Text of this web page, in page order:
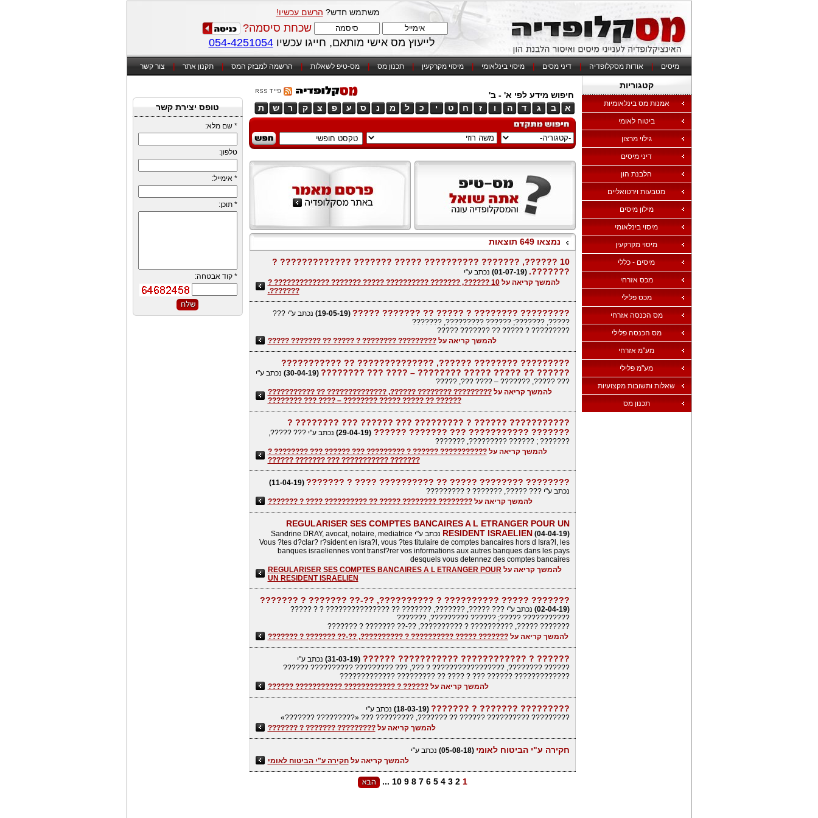
משתמש חדש? הרשם עכשיו!
שכחת סיסמה?
לייעוץ מס אישי מותאם, חייגו עכשיו054-4251054
מיסים אודות מסקלופדיה דיני מסים מיסוי בינלאומי מיסוי מקרקעין תכנון מס מס-טיפ לשאלות הרשמה למבזק המס תקנון אתר צור קשר
קטגוריות
אמנות מס בינלאומיות
ביטוח לאומי
גילוי מרצון
דיני מיסים
הלבנת הון
מטבעות וירטואליים
מילון מיסים
מיסוי בינלאומי
מיסוי מקרקעין
מיסים - כללי
מכס אזרחי
מכס פלילי
מס הכנסה אזרחי
מס הכנסה פלילי
מע''מ אזרחי
מע''מ פלילי
שאלות ותשובות מקצועיות
תכנון מס
טופס יצירת קשר
* שם מלא:
טלפון:
* אימייל:
* תוכן:
* קוד אבטחה:
חיפוש מידע לפי א' - ב'
א
ב ג ד ה ו ז ח ט י כ ל מ נ ס ע פ צ ק ר ש ת
נמצאו 649 תוצאות
10 ??????, ??????? ?????????? ????? ??????? ????????????? ?
???????.
(01-07-19)
נכתב ע"י
להמשך קריאה על
10 ??????, ??????? ?????????? ????? ??????? ????????????? ?
???????.
????????? ???????? ? ????? ?? ??????? ?????
(19-05-19)
נכתב ע"י ???
?????, ???????; ?????? ?????????, ???????
????????? ? ????? ?? ??????? ?????
להמשך קריאה על????????? ???????? ? ????? ?? ??????? ?????
????????? ???????? ??????, ?????????????? ?? ???????????
?????? ?? ????? ????? ???????? – ???? ??? ????????
(30-04-19)
נכתב ע"י
??? ?????, ??????? – ???? ???, ?????
להמשך קריאה על????????? ???????? ??????, ?????????????? ?? ???????????
?????? ?? ????? ????? ???????? – ???? ??? ????????
??????????? ?????? ? ????????? ??? ?????? ??? ???????? ?
??????? ??????????? ??? ??????? ??????
(29-04-19)
נכתב ע"י ??? ?????,
??????? ; ?????? ?????????, ???????
להמשך קריאה על??????????? ?????? ? ????????? ??? ?????? ??? ???????? ?
??????? ??????????? ??? ??????? ??????
???????? ???????? ????? ?? ?????????? ???? ? ???????
(11-04-19)
נכתב ע"י ??? ?????, ??????? ? ?????????
להמשך קריאה על???????? ???????? ????? ?? ?????????? ???? ? ???????
REGULARISER SES COMPTES BANCAIRES A L ETRANGER POUR UN
RESIDENT ISRAELIEN (04-04-19)
נכתב ע"י Sandrine DRAY, avocat, notaire, mediatrice
Vous ?tes d?clar? r?sident en isra?l, vous ?tes titulaire de comptes bancaires hors d Isra?l, les
banques israeliennes vont transf?rer vos informations aux autres banques dans les pays
desquels vous detennez des comptes bancaires
להמשך קריאה עלREGULARISER SES COMPTES BANCAIRES A L ETRANGER POUR
UN RESIDENT ISRAELIEN
??????? ????? ?????????? ? ??????????, ??-?? ??????? ? ???????
(02-04-19)
נכתב ע"י ??? ?????, ???????, ??????? ?? ??????????????? ? ? ?????
??????????? ?????; ?????? ?????????, ???????
??????? ?????, ?????????? ? ??????????, ??-?? ??????? ? ???????
להמשך קריאה על??????? ????? ?????????? ? ??????????, ??-?? ??????? ? ???????
?????? ? ???????????? ??????????? ??????
(31-03-19)
נכתב ע"י
?????? ????????, ????????????????? ? ???, ??? ????????? ?????????? ??????
????????????? ?????? ??? ? ???? ?? ????????? ?????????????
להמשך קריאה על?????? ? ???????????? ??????????? ??????
????????? ??????? ? ???????
(18-03-19)
נכתב ע"י
????????? ?????????? ?????? ?? ???????, ????????? ??? «????????? ???????»
להמשך קריאה על????????? ??????? ? ???????
חקירה ע"י הביטוח לאומי (05-08-18)
נכתב ע"י
להמשך קריאה עלחקירה ע"י הביטוח לאומי
1
2
3
4
5
6
7
8
9
10
...